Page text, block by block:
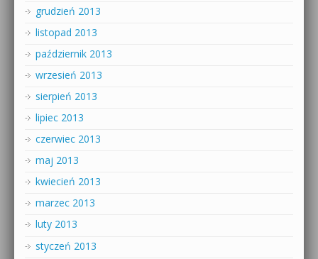
grudzień 2013
listopad 2013
październik 2013
wrzesień 2013
sierpień 2013
lipiec 2013
czerwiec 2013
maj 2013
kwiecień 2013
marzec 2013
luty 2013
styczeń 2013